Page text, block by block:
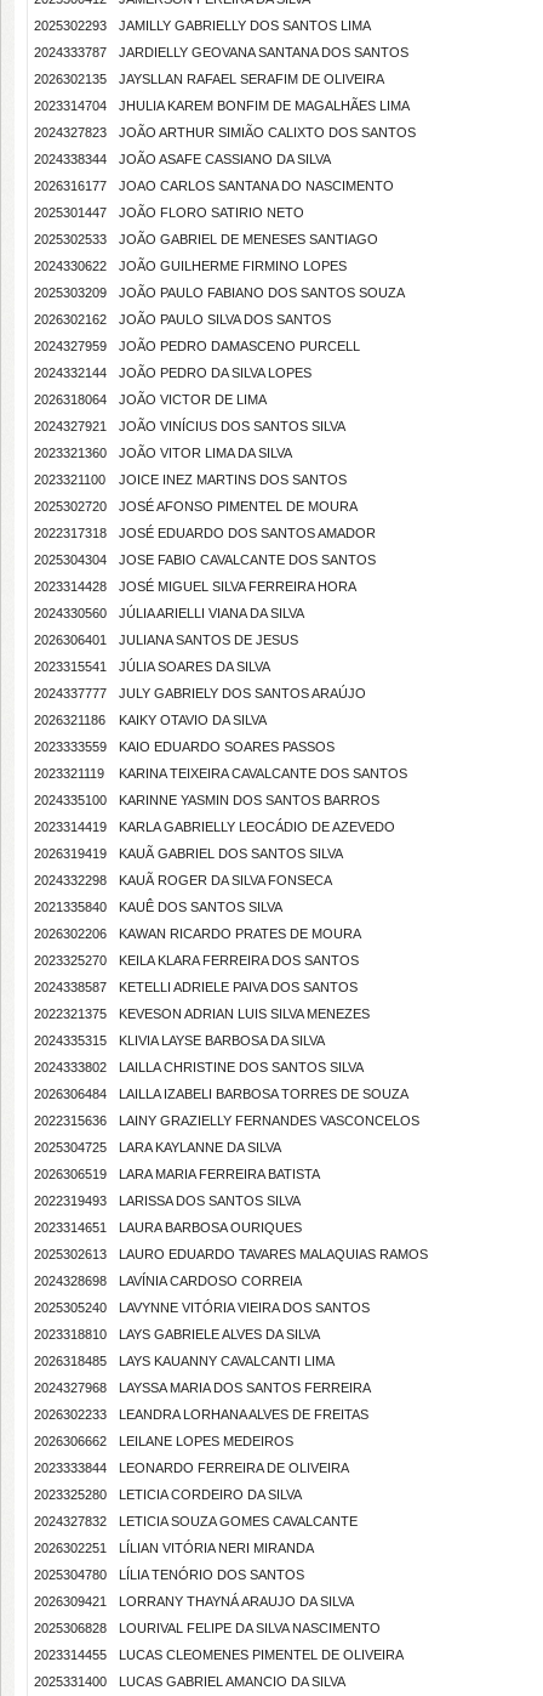
2025302293
JAMILLY GABRIELLY DOS SANTOS LIMA
2024333787
JARDIELLY GEOVANA SANTANA DOS SANTOS
2026302135
JAYSLLAN RAFAEL SERAFIM DE OLIVEIRA
2023314704
JHULIA KAREM BONFIM DE MAGALHÃES LIMA
2024327823
JOÃO ARTHUR SIMIÃO CALIXTO DOS SANTOS
2024338344
JOÃO ASAFE CASSIANO DA SILVA
2026316177
JOAO CARLOS SANTANA DO NASCIMENTO
2025301447
JOÃO FLORO SATIRIO NETO
2025302533
JOÃO GABRIEL DE MENESES SANTIAGO
2024330622
JOÃO GUILHERME FIRMINO LOPES
2025303209
JOÃO PAULO FABIANO DOS SANTOS SOUZA
2026302162
JOÃO PAULO SILVA DOS SANTOS
2024327959
JOÃO PEDRO DAMASCENO PURCELL
2024332144
JOÃO PEDRO DA SILVA LOPES
2026318064
JOÃO VICTOR DE LIMA
2024327921
JOÃO VINÍCIUS DOS SANTOS SILVA
2023321360
JOÃO VITOR LIMA DA SILVA
2023321100
JOICE INEZ MARTINS DOS SANTOS
2025302720
JOSÉ AFONSO PIMENTEL DE MOURA
2022317318
JOSÉ EDUARDO DOS SANTOS AMADOR
2025304304
JOSE FABIO CAVALCANTE DOS SANTOS
2023314428
JOSÉ MIGUEL SILVA FERREIRA HORA
2024330560
JÚLIA ARIELLI VIANA DA SILVA
2026306401
JULIANA SANTOS DE JESUS
2023315541
JÚLIA SOARES DA SILVA
2024337777
JULY GABRIELY DOS SANTOS ARAÚJO
2026321186
KAIKY OTAVIO DA SILVA
2023333559
KAIO EDUARDO SOARES PASSOS
2023321119
KARINA TEIXEIRA CAVALCANTE DOS SANTOS
2024335100
KARINNE YASMIN DOS SANTOS BARROS
2023314419
KARLA GABRIELLY LEOCÁDIO DE AZEVEDO
2026319419
KAUÃ GABRIEL DOS SANTOS SILVA
2024332298
KAUÃ ROGER DA SILVA FONSECA
2021335840
KAUÊ DOS SANTOS SILVA
2026302206
KAWAN RICARDO PRATES DE MOURA
2023325270
KEILA KLARA FERREIRA DOS SANTOS
2024338587
KETELLI ADRIELE PAIVA DOS SANTOS
2022321375
KEVESON ADRIAN LUIS SILVA MENEZES
2024335315
KLIVIA LAYSE BARBOSA DA SILVA
2024333802
LAILLA CHRISTINE DOS SANTOS SILVA
2026306484
LAILLA IZABELI BARBOSA TORRES DE SOUZA
2022315636
LAINY GRAZIELLY FERNANDES VASCONCELOS
2025304725
LARA KAYLANNE DA SILVA
2026306519
LARA MARIA FERREIRA BATISTA
2022319493
LARISSA DOS SANTOS SILVA
2023314651
LAURA BARBOSA OURIQUES
2025302613
LAURO EDUARDO TAVARES MALAQUIAS RAMOS
2024328698
LAVÍNIA CARDOSO CORREIA
2025305240
LAVYNNE VITÓRIA VIEIRA DOS SANTOS
2023318810
LAYS GABRIELE ALVES DA SILVA
2026318485
LAYS KAUANNY CAVALCANTI LIMA
2024327968
LAYSSA MARIA DOS SANTOS FERREIRA
2026302233
LEANDRA LORHANA ALVES DE FREITAS
2026306662
LEILANE LOPES MEDEIROS
2023333844
LEONARDO FERREIRA DE OLIVEIRA
2023325280
LETICIA CORDEIRO DA SILVA
2024327832
LETICIA SOUZA GOMES CAVALCANTE
2026302251
LÍLIAN VITÓRIA NERI MIRANDA
2025304780
LÍLIA TENÓRIO DOS SANTOS
2026309421
LORRANY THAYNÁ ARAUJO DA SILVA
2025306828
LOURIVAL FELIPE DA SILVA NASCIMENTO
2023314455
LUCAS CLEOMENES PIMENTEL DE OLIVEIRA
2025331400
LUCAS GABRIEL AMANCIO DA SILVA